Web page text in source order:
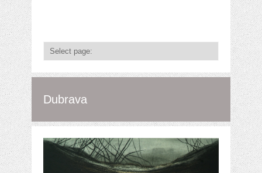
Dubrava